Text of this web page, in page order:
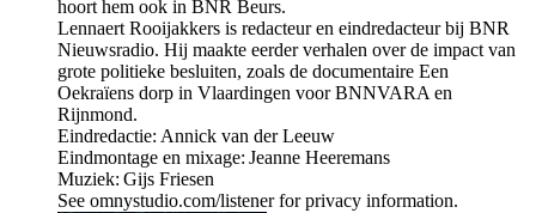
hoort hem ook in BNR Beurs.
Lennaert Rooijakkers is redacteur en eindredacteur bij BNR
Nieuwsradio. Hij maakte eerder verhalen over de impact van
grote politieke besluiten, zoals de documentaire Een
Oekraïens dorp in Vlaardingen voor BNNVARA en
Rijnmond.
Eindredactie: Annick van der Leeuw
Eindmontage en mixage: Jeanne Heeremans
Muziek: Gijs Friesen
See omnystudio.com/listener for privacy information.